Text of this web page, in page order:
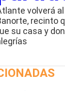
volverá
recinto
su casa y